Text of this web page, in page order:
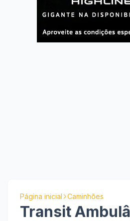
Página inicial Caminhões
Transit